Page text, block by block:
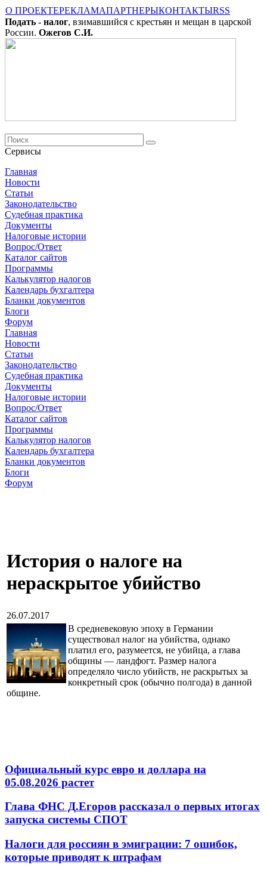
О ПРОЕКТЕРЕКЛАМАПАРТНЕРЫКОНТАКТЫRSS
Подать - налог, взимавшийся с крестьян и мещан в царской
России. Ожегов С.И.
Сервисы
Главная
Новости
Cтатьи
Законодательство
Судебная практика
Документы
Налоговые истории
Вопрос/Ответ
Каталог сайтов
Программы
Калькулятор налогов
Календарь бухгалтера
Бланки документов
Блоги
Форум
Главная
Новости
Cтатьи
Законодательство
Судебная практика
Документы
Налоговые истории
Вопрос/Ответ
Каталог сайтов
Программы
Калькулятор налогов
Календарь бухгалтера
Бланки документов
Блоги
Форум
История о налоге на
нераскрытое убийство
26.07.2017
В средневековую эпоху в Германии
существовал налог на убийства, однако
платил его, разумеется, не убийца, а глава
общины — ландфогт. Размер налога
определяло число убийств, не раскрытых за
конкретный срок (обычно полгода) в данной
общине.
Официальный курс евро и доллара на
05.08.2026 растет
Глава ФНС Д.Егоров рассказал о первых итогах
запуска системы СПОТ
Налоги для россиян в эмиграции: 7 ошибок,
которые приводят к штрафам